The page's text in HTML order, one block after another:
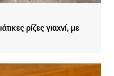
ρίζες γιαχνί, με